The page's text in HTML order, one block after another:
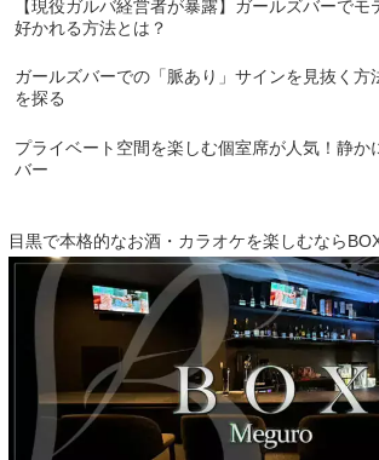
【現役ガルバ経営者が暴露】ガールズバーでモ
好かれる方法とは？
ガールズバーでの「脈あり」サインを見抜く方
を探る
プライベート空間を楽しむ個室席が人気！静か
バー
目黒で本格的なお酒・カラオケを楽しむなら